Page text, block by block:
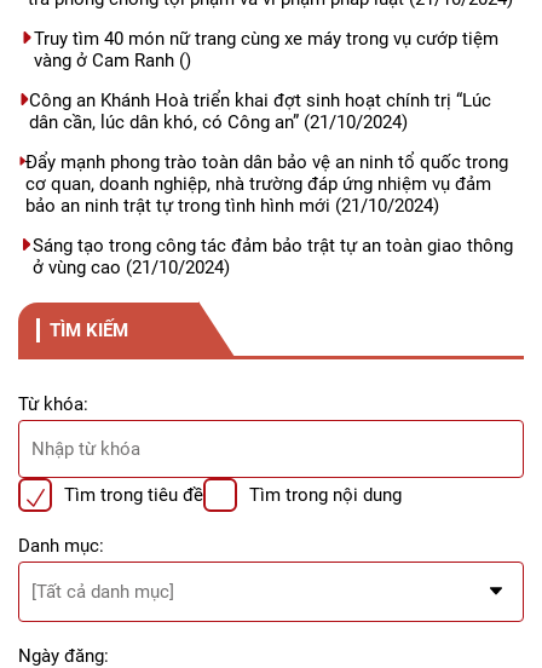
Truy tìm 40 món nữ trang cùng xe máy trong vụ cướp tiệm
vàng ở Cam Ranh()
Công an Khánh Hoà triển khai đợt sinh hoạt chính trị “Lúc
dân cần, lúc dân khó, có Công an” (21/10/2024)
Đẩy mạnh phong trào toàn dân bảo vệ an ninh tổ quốc trong
cơ quan, doanh nghiệp, nhà trường đáp ứng nhiệm vụ đảm
bảo an ninh trật tự trong tình hình mới (21/10/2024)
Sáng tạo trong công tác đảm bảo trật tự an toàn giao thông
ở vùng cao (21/10/2024)
TÌM KIẾM
Từ khóa:
Tìm trong tiêu đề Tìm trong nội dung
Danh mục:
Ngày đăng: